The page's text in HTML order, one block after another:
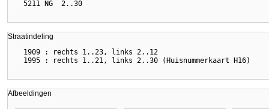
Straatindeling
  1909 : rechts 1..23, links 2..12
Afbeeldingen